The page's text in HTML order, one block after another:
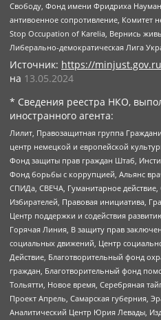
Свободу, Фонд имени Фридриха
антивоенное сопротивление, Комитет
Stop Occupation of Karelia, Вернись
Либерально-демократическая Лига
Источник: https://
на 13.05.2024
* Сведения реестра НКО,
иностранного агента:
Лилит, Правозащитная группа
центр немецкой и европейской
Фонд защиты прав граждан Штаб,
Фонд борьбы с коррупцией, Альянс
СПИДа, СВЕЧА, Гуманитарное
Избирателей, Правовая инициатива,
Центр поддержки и содействия
Горячая Линия, В защиту прав
социальных движений, Центр
Действие, Благотворительный фонд
граждан, Благотворительный фонд
Тольятти, Новое время, Серебряная
Проект Апрель, Самарская губерния,
Аналитический Центр Юрия Левады,